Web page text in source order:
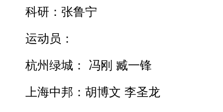
科研：张鲁宁
运动员：
杭州绿城： 冯刚 臧一锋
上海中邦：胡博文 李圣龙